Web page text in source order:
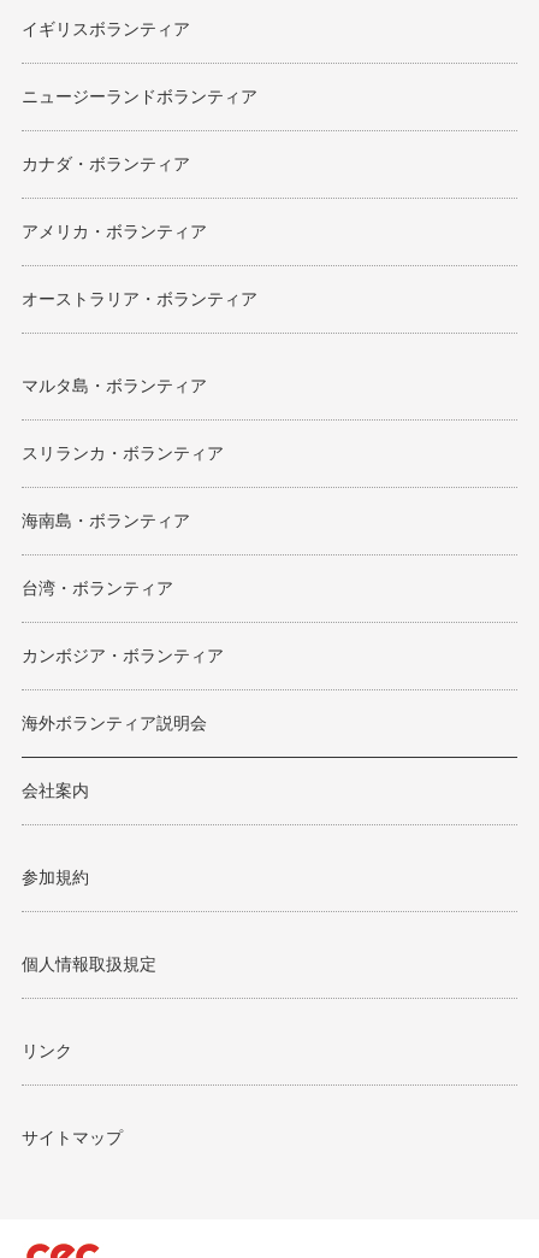
イギリスボランティア
ニュージーランドボランティア
カナダ・ボランティア
アメリカ・ボランティア
オーストラリア・ボランティア
マルタ島・ボランティア
スリランカ・ボランティア
海南島・ボランティア
台湾・ボランティア
カンボジア・ボランティア
海外ボランティア説明会
会社案内
参加規約
個人情報取扱規定
リンク
サイトマップ